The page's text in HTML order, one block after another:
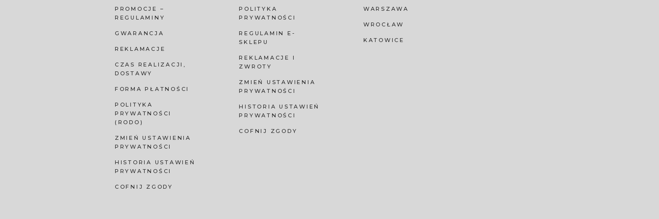
PROMOCJE –
REGULAMINY
GWARANCJA
REKLAMACJE
CZAS REALIZACJI,
DOSTAWY
FORMA PŁATNOŚCI
POLITYKA
PRYWATNOŚCI
(RODO)
ZMIEŃ USTAWIENIA
PRYWATNOŚCI
HISTORIA USTAWIEŃ
PRYWATNOŚCI
COFNIJ ZGODY
POLITYKA
PRYWATNOŚCI
REGULAMIN E-
SKLEPU
REKLAMACJE I
ZWROTY
ZMIEŃ USTAWIENIA
PRYWATNOŚCI
HISTORIA USTAWIEŃ
PRYWATNOŚCI
COFNIJ ZGODY
WARSZAWA
WROCŁAW
KATOWICE